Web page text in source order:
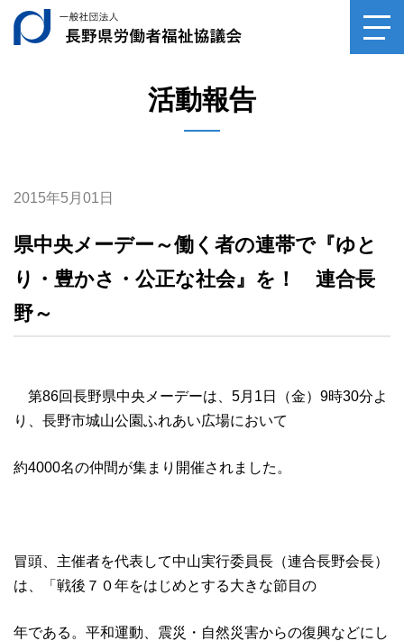
一般社団法人長野
活動報告
2015年5月01日
県中央メーデー～働く者の連帯で『ゆと
り・豊かさ・公正な社会』を！ 連合長
野～
第86回長野県中央メーデーは、5月1日（金）9時30分よ
り、長野市城山公園ふれあい広場において
約4000名の仲間が集まり開催されました。
冒頭、主催者を代表して中山実行委員長（連合長野会長）
は、「戦後７０年をはじめとする大きな節目の
年である。平和運動、震災・自然災害からの復興などにし